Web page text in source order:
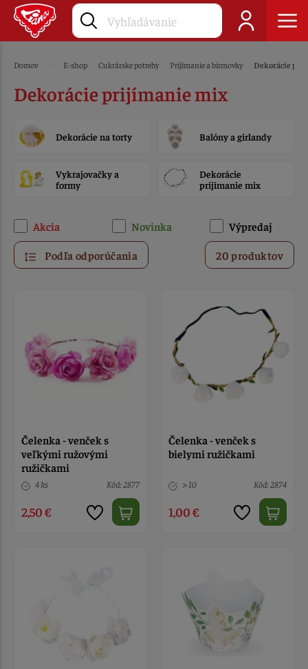
Domov E-shop Cukrárske potreby Prijímanie a birmovky Dekorácie
Dekorácie prijímanie mix
Dekorácie na torty Balóny a girlandy
Vykrajovačky a
formy
Dekorácie
prijímanie mix
Akcia Novinka Výpredaj
Podľa odporúčania 20 produktov
Čelenka - venček s
veľkými ružovými
ružičkami
4 ks Kód: 2877
2,50 €
Čelenka - venček s
bielymi ružičkami
> 10 Kód: 2874
1,00 €